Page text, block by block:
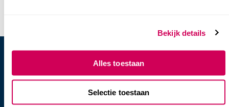
Bekijk details
Alles toestaan
Selectie toestaan
Heb je vragen of hulp